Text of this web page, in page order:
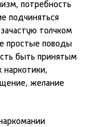
потребность
подчиняться
толчком
простые поводы
быть принятым
наркотики,
желание